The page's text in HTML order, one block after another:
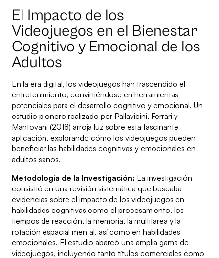
El Impacto de los
Videojuegos en el Bienestar
Cognitivo y Emocional de los
Adultos
En la era digital, los videojuegos han trascendido el
entretenimiento, convirtiéndose en herramientas
potenciales para el desarrollo cognitivo y emocional. Un
estudio pionero realizado por Pallavicini, Ferrari y
Mantovani (2018) arroja luz sobre esta fascinante
aplicación, explorando cómo los videojuegos pueden
beneficiar las habilidades cognitivas y emocionales en
adultos sanos.
Metodología de la Investigación: La investigación
consistió en una revisión sistemática que buscaba
evidencias sobre el impacto de los videojuegos en
habilidades cognitivas como el procesamiento, los
tiempos de reacción, la memoria, la multitarea y la
rotación espacial mental, así como en habilidades
emocionales. El estudio abarcó una amplia gama de
videojuegos, incluyendo tanto títulos comerciales como